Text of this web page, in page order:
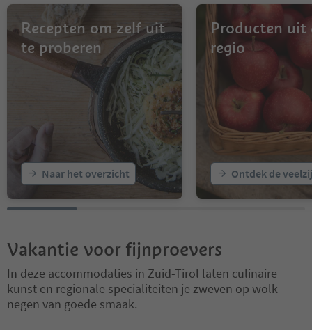
Recepten om zelf uit
te proberen
Naar het overzicht
Producten uit
regio
Ontdek de
Vakantie voor fijnproevers
In deze accommodaties in Zuid-Tirol laten culinaire
kunst en regionale specialiteiten je zweven op wolk
negen van goede smaak.